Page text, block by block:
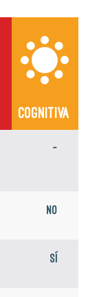
COGNITIVA
-
No
Sí